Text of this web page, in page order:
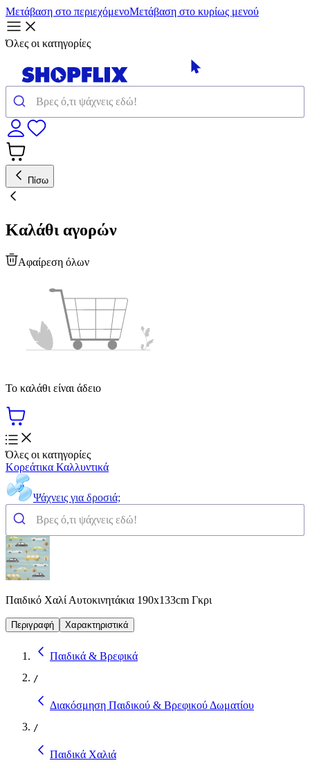
Μετάβαση στο περιεχόμενοΜετάβαση στο κυρίως μενού
Όλες οι κατηγορίες
Πίσω
Καλάθι αγορών
Αφαίρεση όλων
Το καλάθι είναι άδειο
Όλες οι κατηγορίες
Κορεάτικα Καλλυντικά
Ψάχνεις για δροσιά;
Παιδικό Χαλί Αυτοκινητάκια 190x133cm Γκρι
Περιγραφή Χαρακτηριστικά
Παιδικά & Βρεφικά
/
Διακόσμηση Παιδικού & Βρεφικού Δωματίου
/
Παιδικά Χαλιά